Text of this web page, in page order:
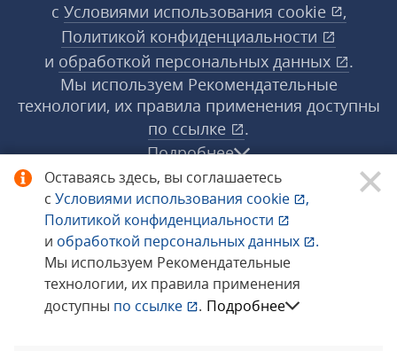
Оставаясь здесь, вы соглашаетесь
с Условиями использования cookie
,
Политикой конфиденциальности
и обработкой персональных данных
.
Мы используем Рекомендательные
технологии, их правила применения
доступны по ссылке . Подробнее
с Условиями использования cookie
,
Политикой конфиденциальности
и обработкой персональных данных
.
Мы используем Рекомендательные
технологии, их правила применения доступны
по ссылке
.
Подробнее
© 1998−2026 «1С‑Рарус» ®. Все права
защищены.
Сообщить об ошибке